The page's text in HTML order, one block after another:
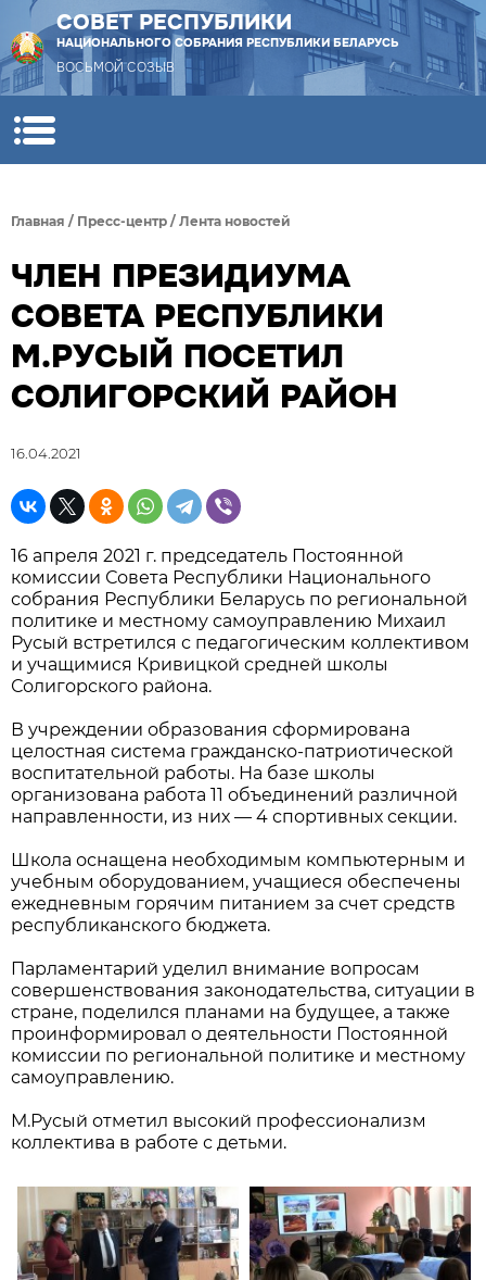
СОВЕТ РЕСПУБЛИКИ
НАЦИОНАЛЬНОГО СОБРАНИЯ РЕСПУБЛИКИ БЕЛАРУСЬ
ВОСЬМОЙ СОЗЫВ
Главная / Пресс-центр / Лента новостей
ЧЛЕН ПРЕЗИДИУМА
СОВЕТА РЕСПУБЛИКИ
М.РУСЫЙ ПОСЕТИЛ
СОЛИГОРСКИЙ РАЙОН
16.04.2021
16 апреля 2021 г. председатель Постоянной
комиссии Совета Республики Национального
собрания Республики Беларусь по региональной
политике и местному самоуправлению Михаил
Русый встретился с педагогическим коллективом
и учащимися Кривицкой средней школы
Солигорского района.
В учреждении образования сформирована
целостная система гражданско-патриотической
воспитательной работы. На базе школы
организована работа 11 объединений различной
направленности, из них — 4 спортивных секции.
Школа оснащена необходимым компьютерным и
учебным оборудованием, учащиеся обеспечены
ежедневным горячим питанием за счет средств
республиканского бюджета.
Парламентарий уделил внимание вопросам
совершенствования законодательства, ситуации в
стране, поделился планами на будущее, а также
проинформировал о деятельности Постоянной
комиссии по региональной политике и местному
самоуправлению.
М.Русый отметил высокий профессионализм
коллектива в работе с детьми.